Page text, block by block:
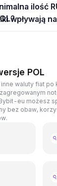
POL
inne waluty fiat
eu możesz
bez obaw,